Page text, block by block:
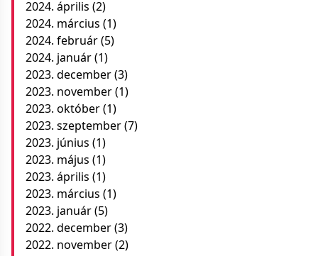
2024. április (2)
2024. március (1)
2024. február(5)
2024. január(1)
2023. december(3)
2023. november(1)
2023. október(1)
2023. szeptember(7)
2023. június (1)
2023. május (1)
2023. április (1)
2023. március (1)
2023. január(5)
2022. december(3)
2022. november(2)